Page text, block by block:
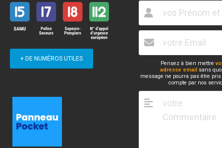
+ DE NUMÉROS UTILES
Pensez à bien mettre
adresse email sans
message ne pourra pas être
compte par nos